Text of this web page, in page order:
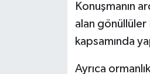
Konuşmanın
alan gönüllüler
kapsamında
Ayrıca